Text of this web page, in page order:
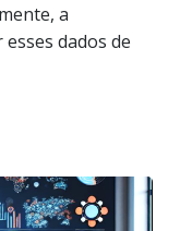
a
dados de